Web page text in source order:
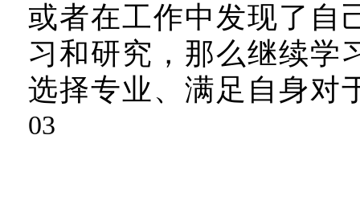
或者在工作中发现了自
习和研究，那么继续学
选择专业、满足自身对
03